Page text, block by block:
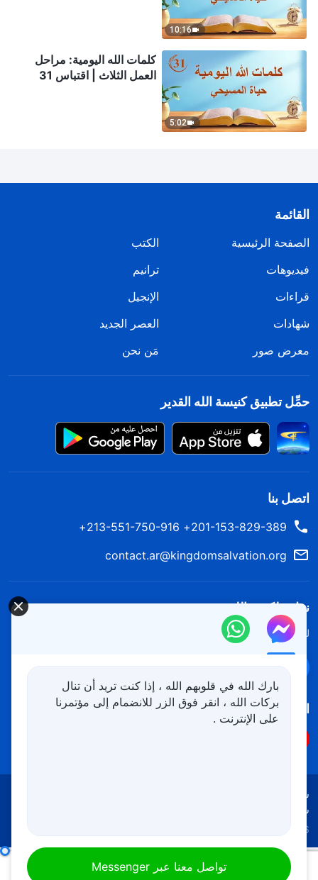
10:16
5:02
كلمات الله اليومية: مراحل
العمل الثلاث | اقتباس 31
القائمة
الصفحة الرئيسية
الكتب
فيديوهات
ترانيم
قراءات
الإنجيل
شهادات
العصر الجديد
معرض صور
مَن نحن
حمِّل تطبيق كنيسة الله القدير
اتصل بنا
201-153-829-389+ 213-551-750-916+
contact.ar@kingdomsalvation.org
نزل ملكوت الله.
لقد نزلت المملكة بالفعل إلى الأرض! هل تريد دخوله؟
اتبعنا
شروط الاستخدام
سياسة ملفات تعريف الارتباط
Copyright © 2026
بارك الله في قلوبهم الله ، إذا كنت تريد أن تنال
بركات الله ، انقر فوق الزر للانضمام إلى مؤتمرنا
على الإنترنت .
تواصل معنا عبر Messenger كلمات الله اليومية: التجسُّد | اقتباس 100